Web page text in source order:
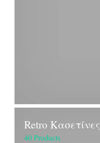
Retro Κασετίνες
40 Products